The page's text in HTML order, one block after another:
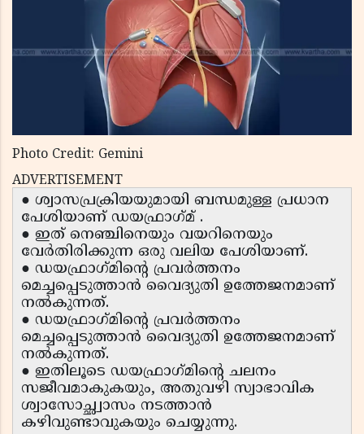
Photo Credit: Gemini
ADVERTISEMENT
● ശ്വാസപ്രക്രിയയുമായി ബന്ധമുള്ള പ്രധാന
പേശിയാണ് ഡയഫ്രാഗ്‌മ് .
● ഇത് നെഞ്ചിനെയും വയറിനെയും
വേർതിരിക്കുന്ന ഒരു വലിയ പേശിയാണ്.
● ഡയഫ്രാഗ്‌മിന്റെ പ്രവർത്തനം
മെച്ചപ്പെടുത്താൻ വൈദ്യുതി ഉത്തേജനമാണ്
നൽകുന്നത്.
● ഡയഫ്രാഗ്‌മിന്റെ പ്രവർത്തനം
മെച്ചപ്പെടുത്താൻ വൈദ്യുതി ഉത്തേജനമാണ്
നൽകുന്നത്.
● ഇതിലൂടെ ഡയഫ്രാഗ്‌മിന്റെ ചലനം
സജീവമാകുകയും, അതുവഴി സ്വാഭാവിക
ശ്വാസോച്ഛ്വാസം നടത്താൻ
കഴിവുണ്ടാവുകയും ചെയ്യുന്നു.